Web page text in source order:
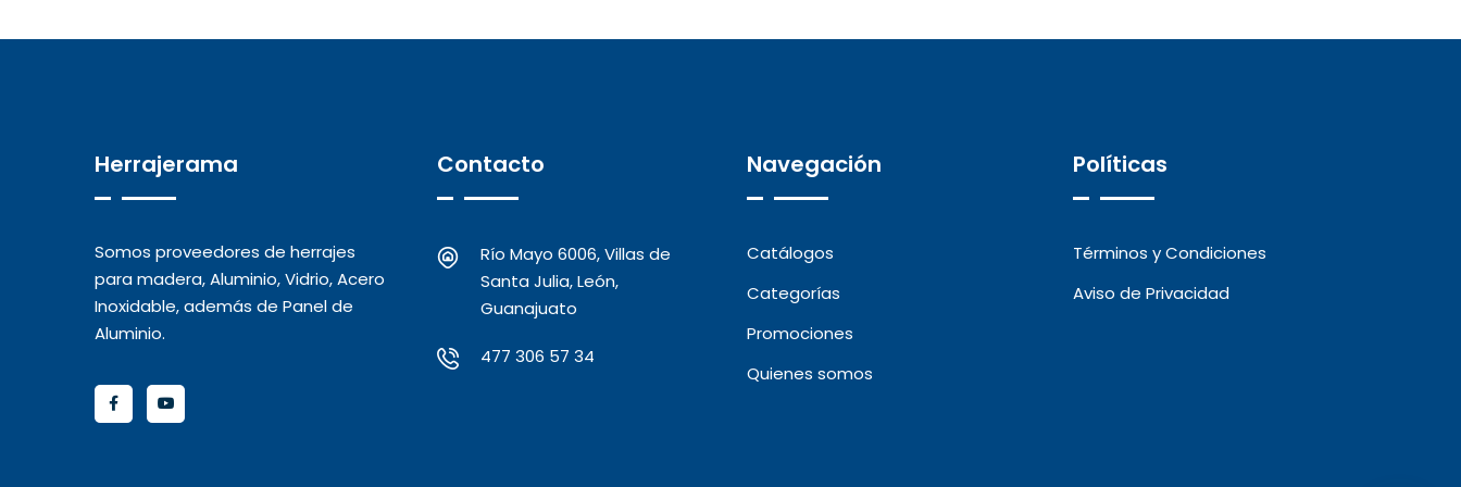
Herrajerama
Somos proveedores de herrajes
para madera, Aluminio, Vidrio, Acero
Inoxidable, además de Panel de
Aluminio.
Contacto
Río Mayo 6006, Villas de
Santa Julia, León,
Guanajuato
477 306 57 34
Navegación
Catálogos
Categorías
Promociones
Quienes somos
Políticas
Términos y Condiciones
Aviso de Privacidad